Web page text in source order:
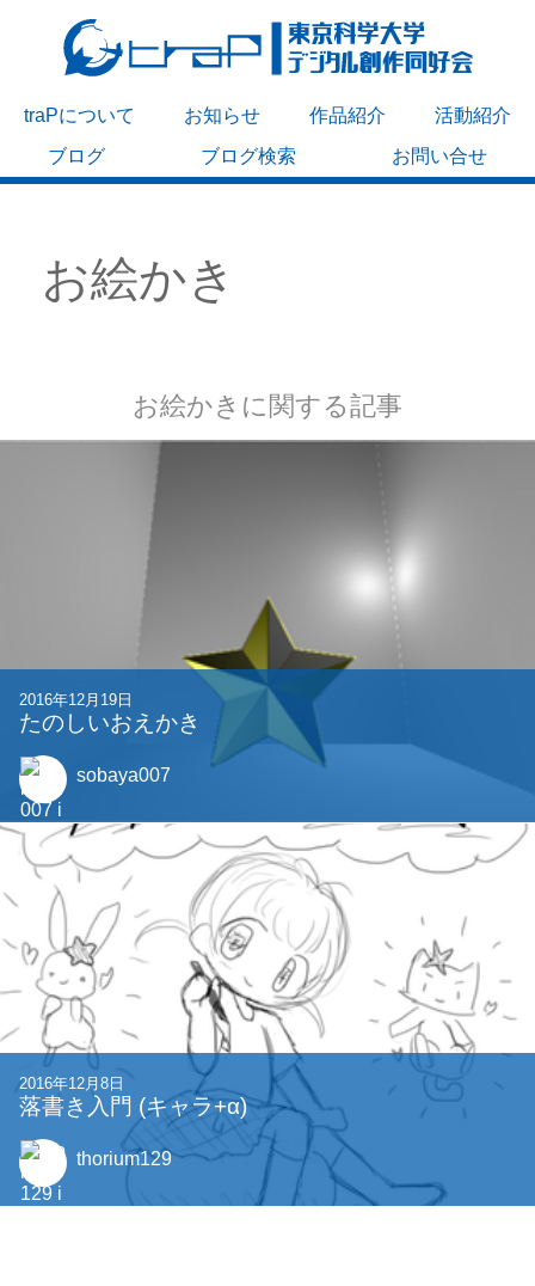
traPについて お知らせ 作品紹介
活動紹介
ブログ
ブログ検索 お問い合せ
お絵かき
お絵かきに関する記事
2016年12月19日
たのしいおえかき
sobaya007
2016年12月8日
落書き入門 (キャラ+α)
thorium129